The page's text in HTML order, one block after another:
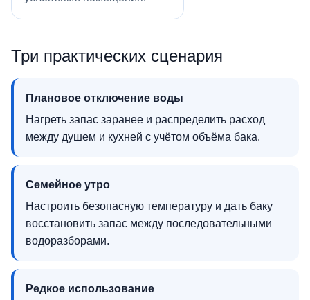
Три практических сценария
Плановое отключение воды
Нагреть запас заранее и распределить расход
между душем и кухней с учётом объёма бака.
Семейное утро
Настроить безопасную температуру и дать баку
восстановить запас между последовательными
водоразборами.
Редкое использование